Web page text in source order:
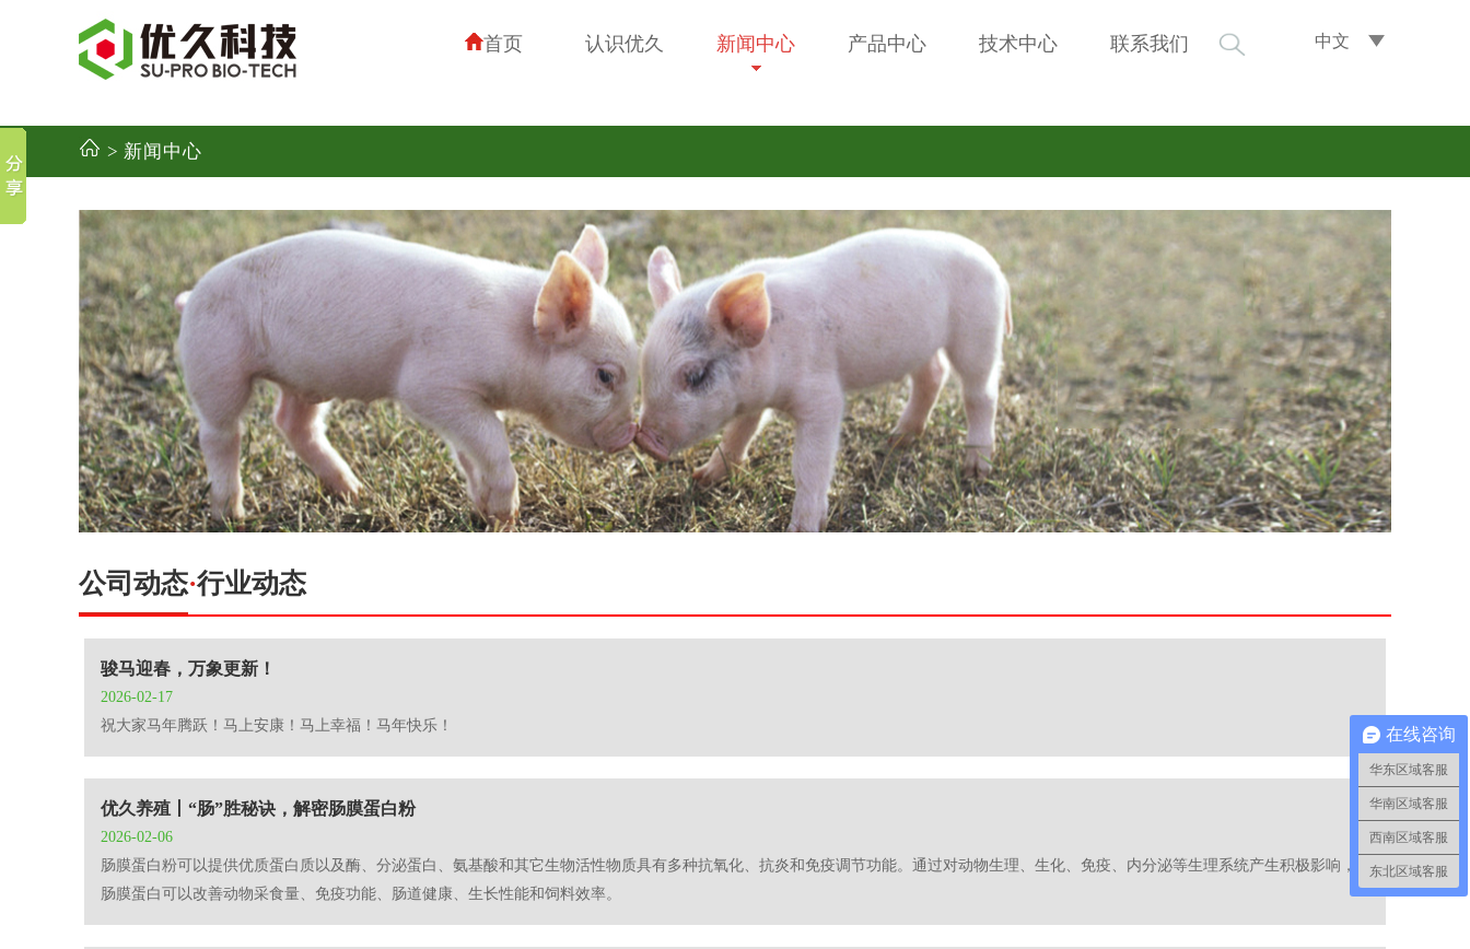
首页 认识优久 新闻中心 产品中心 技术中心 联系我们 中文
> 新闻中心
公司动态·行业动态
骏马迎春，万象更新！
2026-02-17
祝大家马年腾跃！马上安康！马上幸福！马年快乐！
优久养殖丨“肠”胜秘诀，解密肠膜蛋白粉
2026-02-06
肠膜蛋白粉可以提供优质蛋白质以及酶、分泌蛋白、氨基酸和其它生物活性物质具有多种抗氧化、抗炎和免疫调节功能。通过对动物生理、生化、免疫、内分泌等生理系统产生积极影响，
肠膜蛋白可以改善动物采食量、免疫功能、肠道健康、生长性能和饲料效率。
在线咨询
华东区域客服
华南区域客服
西南区域客服
东北区域客服